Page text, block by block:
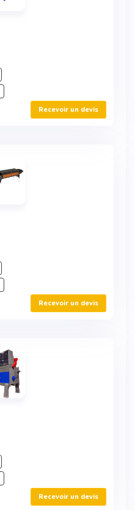
Recevoir un devis
Recevoir un devis
Recevoir un devis